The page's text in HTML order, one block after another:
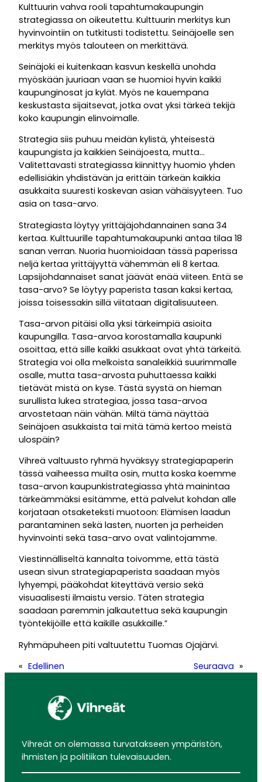
Kulttuurin vahva rooli tapahtumakaupungin
strategiassa on oikeutettu. Kulttuurin merkitys kun
hyvinvointiin on tutkitusti todistettu. Seinäjoelle sen
merkitys myös talouteen on merkittävä.
Seinäjoki ei kuitenkaan kasvun keskellä unohda
myöskään juuriaan vaan se huomioi hyvin kaikki
kaupunginosat ja kylät. Myös ne kauempana
keskustasta sijaitsevat, jotka ovat yksi tärkeä tekijä
koko kaupungin elinvoimalle.
Strategia siis puhuu meidän kylistä, yhteisestä
kaupungista ja kaikkien Seinäjoesta, mutta…
Valitettavasti strategiassa kiinnittyy huomio yhden
edellisiäkin yhdistävän ja erittäin tärkeän kaikkia
asukkaita suuresti koskevan asian vähäisyyteen. Tuo
asia on tasa-arvo.
Strategiasta löytyy yrittäjäjohdannainen sana 34
kertaa. Kulttuurille tapahtumakaupunki antaa tilaa 18
sanan verran. Nuoria huomioidaan tässä paperissa
neljä kertaa yrittäjyyttä vähemmän eli 8 kertaa.
Lapsijohdannaiset sanat jäävät enää viiteen. Entä se
tasa-arvo? Se löytyy paperista tasan kaksi kertaa,
joissa toisessakin sillä viitataan digitalisuuteen.
Tasa-arvon pitäisi olla yksi tärkeimpiä asioita
kaupungilla. Tasa-arvoa korostamalla kaupunki
osoittaa, että sille kaikki asukkaat ovat yhtä tärkeitä.
Strategia voi olla melkoista sanaleikkiä suurimmalle
osalle, mutta tasa-arvosta puhuttaessa kaikki
tietävät mistä on kyse. Tästä syystä on hieman
surullista lukea strategiaa, jossa tasa-arvoa
arvostetaan näin vähän. Miltä tämä näyttää
Seinäjoen asukkaista tai mitä tämä kertoo meistä
ulospäin?
Vihreä valtuusto ryhmä hyväksyy strategiapaperin
tässä vaiheessa muilta osin, mutta koska koemme
tasa-arvon kaupunkistrategiassa yhtä mainintaa
tärkeämmäksi esitämme, että palvelut kohdan alle
korjataan otsaketeksti muotoon: Elämisen laadun
parantaminen sekä lasten, nuorten ja perheiden
hyvinvointi sekä tasa-arvo ovat valintojamme.
Viestinnälliseltä kannalta toivomme, että tästä
usean sivun strategiapaperista saadaan myös
lyhyempi, pääkohdat kiteyttävä versio sekä
visuaalisesti ilmaistu versio. Täten strategia
saadaan paremmin jalkautettua sekä kaupungin
työntekijöille että kaikille asukkaille.”
Ryhmäpuheen piti valtuutettu Tuomas Ojajärvi.
« Edellinen Seuraava »
Vihreät on olemassa turvatakseen ympäristön,
ihmisten ja politiikan tulevaisuuden.